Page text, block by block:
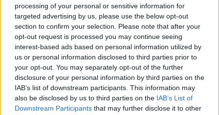
processing of your personal or sensitive information for
targeted advertising by us, please use the below opt-out
section to confirm your selection. Please note that after your
opt-out request is processed you may continue seeing
interest-based ads based on personal information utilized by
us or personal information disclosed to third parties prior to
your opt-out. You may separately opt-out of the further
disclosure of your personal information by third parties on the
IAB’s list of downstream participants. This information may
also be disclosed by us to third parties on the IAB’s List of
Downstream Participants that may further disclose it to other
Area di sosta (AA)
Hotel schenck's
7 1
Servizi / Posizione